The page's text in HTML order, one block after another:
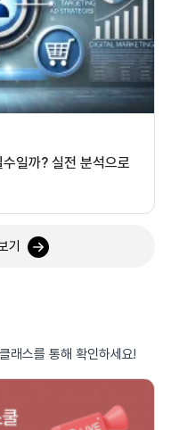
일까? 실전 분석으로
기
래스를 통해 확인하세요!